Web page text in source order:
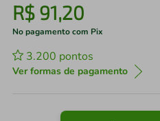
R$ 91,20
No pagamento com Pix
3.200 pontos
Ver formas de pagamento